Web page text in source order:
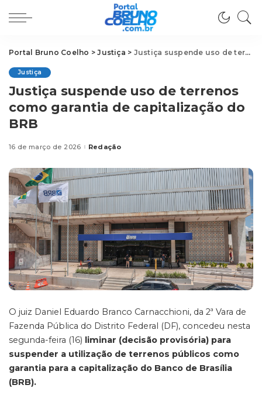
Portal Bruno Coelho >Justiça > Justiça suspende uso de terrenos como garantia de capitalização do BRB
Justiça
Justiça suspende uso de terrenos
como garantia de capitalização do
BRB
16 de março de 2026Posted
Redação
O juiz Daniel Eduardo Branco Carnacchioni, da 2ª Vara de
Fazenda Pública do Distrito Federal (DF), concedeu nesta
segunda-feira (16) liminar (decisão provisória) para
suspender a utilização de terrenos públicos como
garantia para a capitalização do Banco de Brasília
(BRB).